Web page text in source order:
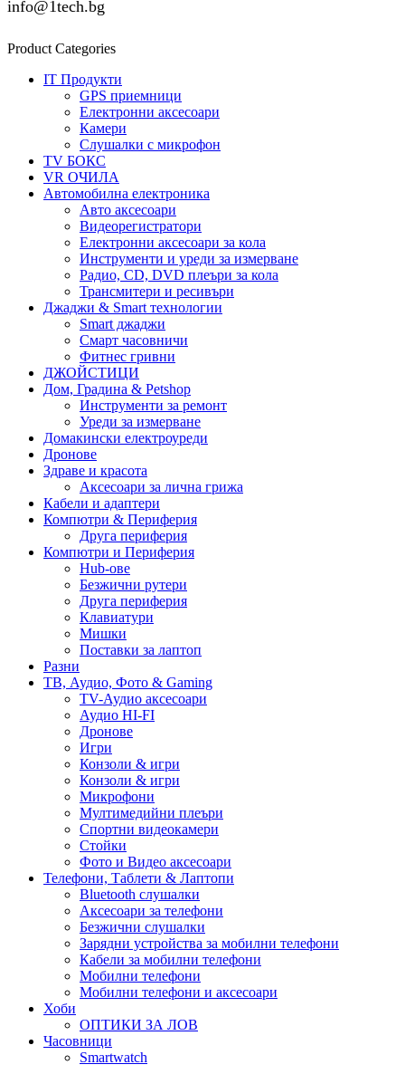
info@1tech.bg
Product Categories
IT Продукти
GPS приемници
Електронни аксесоари
Камери
Слушалки с микрофон
TV БОКС
VR ОЧИЛА
Автомобилна електроника
Авто аксесоари
Видеорегистратори
Електронни аксесоари за кола
Инструменти и уреди за измерване
Радио, CD, DVD плеъри за кола
Трансмитери и ресивъри
Джаджи & Smart технологии
Smart джаджи
Смарт часовничи
Фитнес гривни
ДЖОЙСТИЦИ
Дом, Градина & Petshop
Инструменти за ремонт
Уреди за измерване
Домакински електроуреди
Дронове
Здраве и красота
Аксесоари за лична грижа
Кабели и адаптери
Компютри & Периферия
Друга периферия
Компютри и Периферия
Hub-ове
Безжични рутери
Друга периферия
Клавиатури
Мишки
Поставки за лаптоп
Разни
ТВ, Аудио, Фото & Gaming
TV-Аудио аксесоари
Аудио HI-FI
Дронове
Игри
Конзоли & игри
Конзоли & игри
Микрофони
Мултимедийни плеъри
Спортни видеокамери
Стойки
Фото и Видео аксесоари
Телефони, Таблети & Лаптопи
Bluetooth слушалки
Аксесоари за телефони
Безжични слушалки
Зарядни устройства за мобилни телефони
Кабели за мобилни телефони
Мобилни телефони
Мобилни телефони и аксесоари
Хоби
ОПТИКИ ЗА ЛОВ
Часовници
Smartwatch